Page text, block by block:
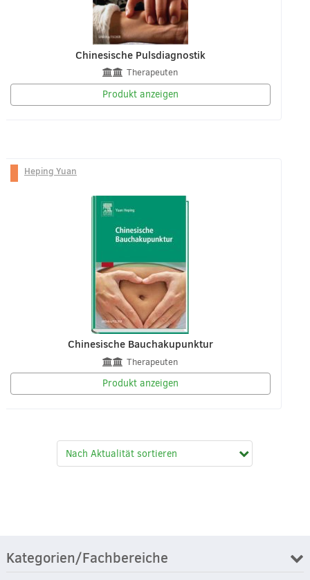
Chinesische Pulsdiagnostik
Therapeuten
Produkt anzeigen
Heping Yuan
Chinesische Bauchakupunktur
Therapeuten
Produkt anzeigen
Kategorien/Fachbereiche